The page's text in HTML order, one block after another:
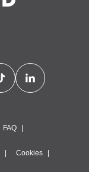
FAQ
Cookies